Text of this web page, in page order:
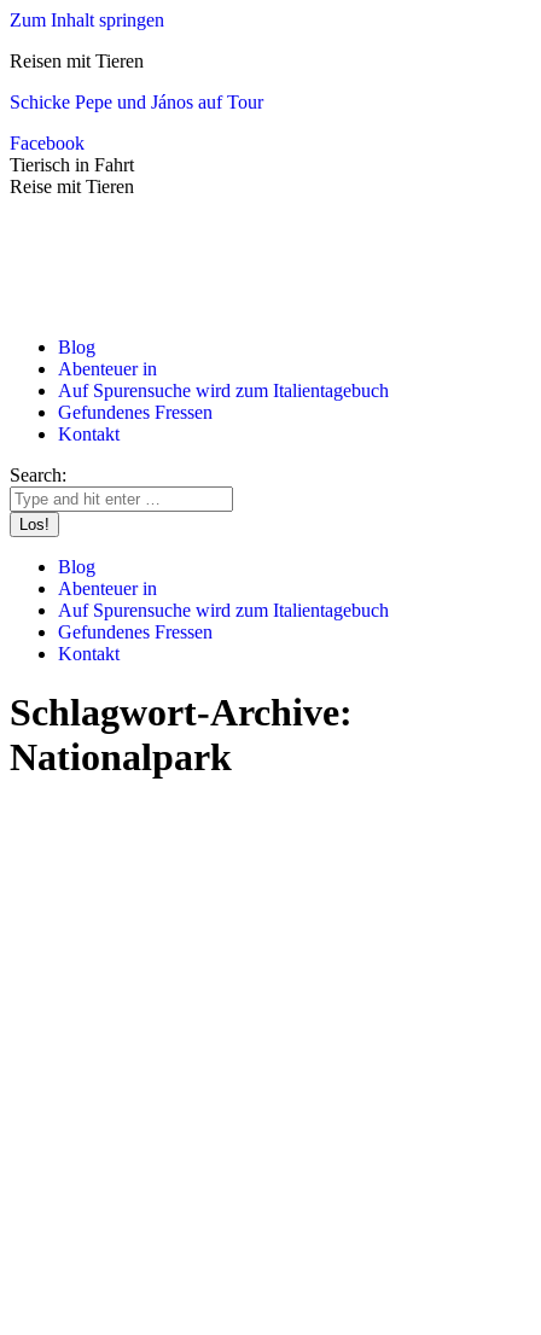
Zum Inhalt springen
Reisen mit Tieren
Schicke Pepe und János auf Tour
Facebook
Tierisch in Fahrt
Reise mit Tieren
Blog
Abenteuer in
Auf Spurensuche wird zum Italientagebuch
Gefundenes Fressen
Kontakt
Search:
Blog
Abenteuer in
Auf Spurensuche wird zum Italientagebuch
Gefundenes Fressen
Kontakt
Schlagwort-Archive:
Nationalpark